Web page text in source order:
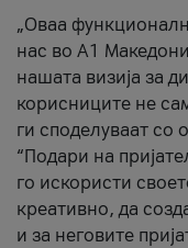
„Оваа
нас во А1
нашата визија за
корисниците не
ги споделуваат
“Подари на
го искористи
креативно, да
и за неговите